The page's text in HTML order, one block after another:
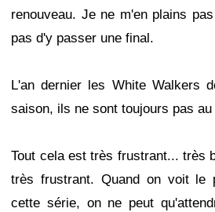
renouveau. Je ne m'en plains
pas d'y passer une final.
L'an dernier les White Walkers
saison, ils ne sont toujours pas au
Tout cela est très frustrant... très
très frustrant. Quand on voit le
cette série, on ne peut